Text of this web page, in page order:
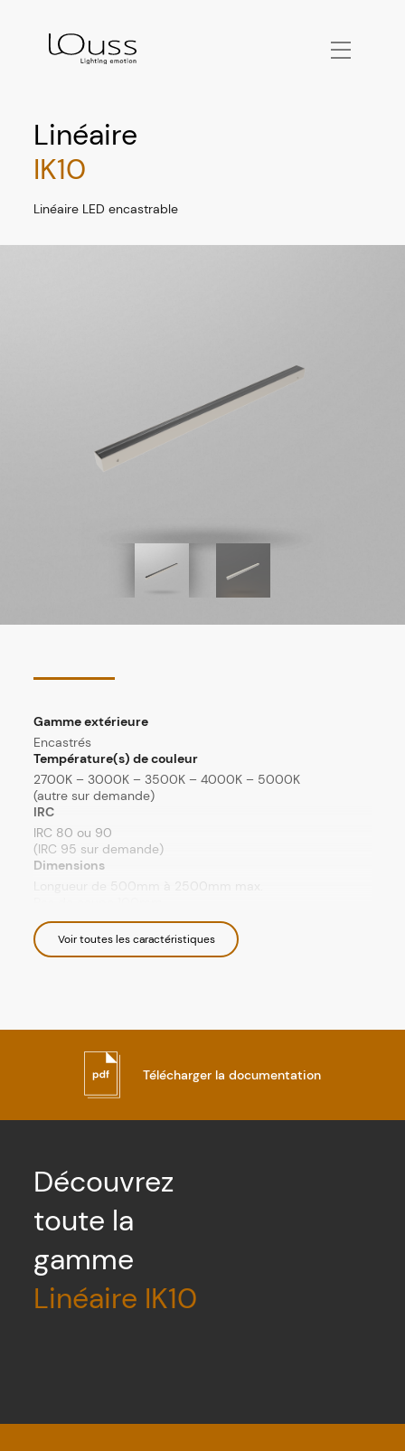
Linéaire
IK10
Linéaire LED encastrable
Gamme extérieure
Encastrés
Température(s) de couleur
2700K – 3000K – 3500K – 4000K – 5000K
(autre sur demande)
IRC
IRC 80 ou 90
(IRC 95 sur demande)
Dimensions
Longueur de 500mm à 2500mm max.
Performances
2500 lumen max. par mètre
Alimentation
IP
Durée de vie
Durée de vie : L80B10 à 50 000 heures (80%
Voir toutes les caractéristiques
Télécharger la documentation
Découvrez
toute la
gamme
Linéaire IK10